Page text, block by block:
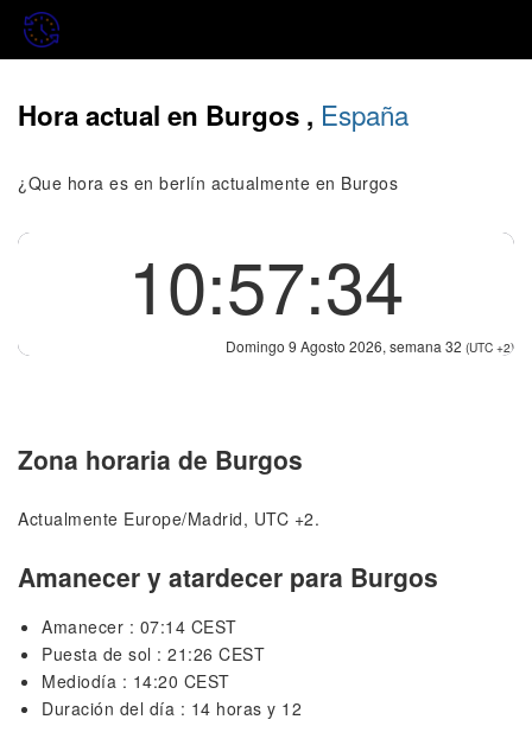
Hora actual en Burgos , España
¿Que hora es en berlín actualmente en Burgos
10:57:34
Domingo 9 Agosto 2026, semana 32 (UTC +2)
Zona horaria de Burgos
Actualmente Europe/Madrid, UTC +2.
Amanecer y atardecer para Burgos
Amanecer : 07:14 CEST
Puesta de sol : 21:26 CEST
Mediodía : 14:20 CEST
Duración del día : 14 horas y 12